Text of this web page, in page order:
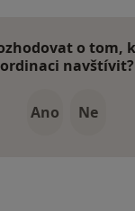
o tom,
ordinaci navštívit?
Ano Ne